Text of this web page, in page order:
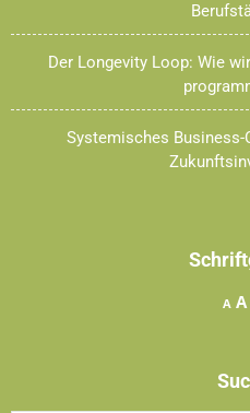
Der Longevity Loop: Wie
Systemisches
A A